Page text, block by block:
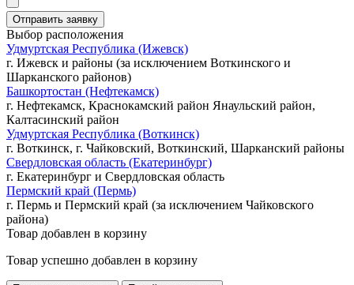
Выбор расположения
Удмуртская Республика (Ижевск)
г. Ижевск и районы (за исключением Воткинского и
Шарканского районов)
Башкортостан (Нефтекамск)
г. Нефтекамск, Краснокамский район Янаульский район,
Калтасинский район
Удмуртская Республика (Воткинск)
г. Воткинск, г. Чайковский, Воткинский, Шарканский районы
Свердловская область (Екатеринбург)
г. Екатеринбург и Свердловская область
Пермский край (Пермь)
г. Пермь и Пермский край (за исключением Чайковского
района)
Товар добавлен в корзину
Товар успешно добавлен в корзину